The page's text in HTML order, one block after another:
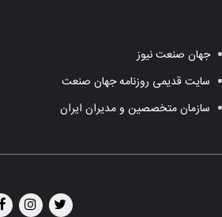
جهان صنعت نیوز
سایت قدیمی روزنامه جهان صنعت
سازمان متخصصین و مدیران ایران